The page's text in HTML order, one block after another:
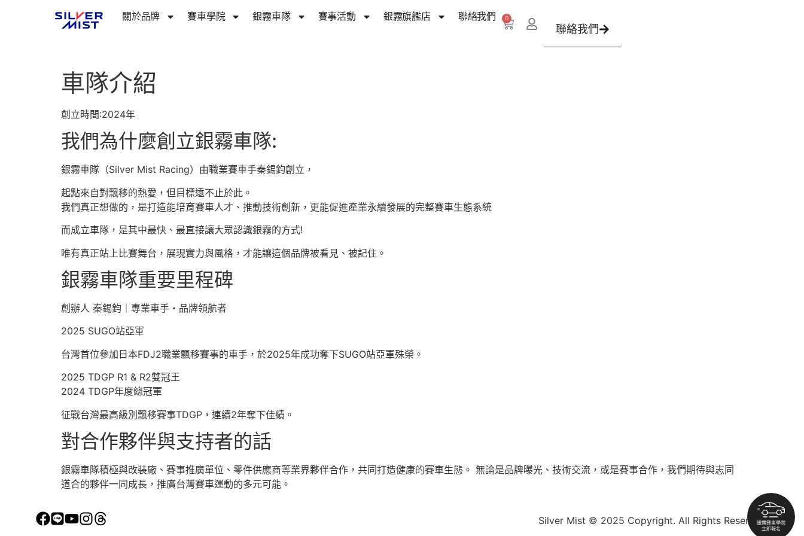
關於品牌​ 賽車學院 銀霧車隊 賽事活動 銀霧旗艦店 聯絡我們 0
聯絡我們​
車隊介紹
創立時間:2024年
我們為什麼創立銀霧車隊:
銀霧車隊（Silver Mist Racing）由職業賽車手秦錫鈞創立，
起點來自對飄移的熱愛，但目標遠不止於此。
我們真正想做的，是打造能培育賽車人才、推動技術創新，更能促進產業永續發展的完整賽車生態系統
而成立車隊，是其中最快、最直接讓大眾認識銀霧的方式!
唯有真正站上比賽舞台，展現實力與風格，才能讓這個品牌被看見、被記住。
銀霧車隊重要里程碑
創辦人 秦錫鈞｜專業車手・品牌領航者
2025 SUGO站亞軍
台灣首位參加日本FDJ2職業飄移賽事的車手，於2025年成功奪下SUGO站亞軍殊榮。
2025 TDGP R1 & R2雙冠王
2024 TDGP年度總冠軍
征戰台灣最高級別飄移賽事TDGP，連續2年奪下佳績。
對合作夥伴與支持者的話
銀霧車隊積極與改裝廠、賽事推廣單位、零件供應商等業界夥伴合作，共同打造健康的賽車生態。 無論是品牌曝光、技術交流，或是賽事合作，我們期待與志同
道合的夥伴一同成長，推廣台灣賽車運動的多元可能。
Silver Mist © 2025 Copyright. All Rights Reserved.​